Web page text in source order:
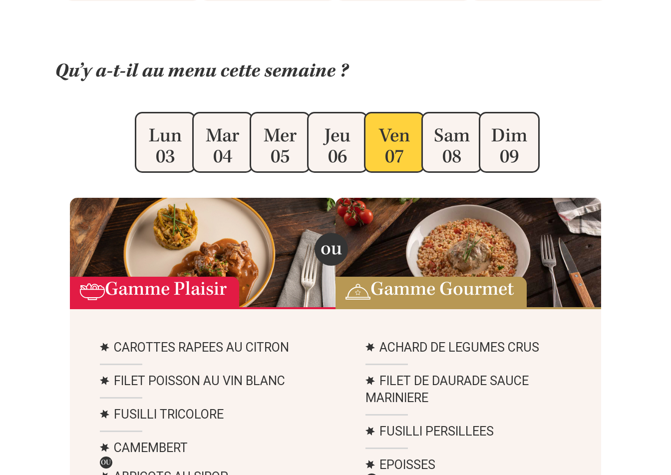
Qu’y a-t-il au menu cette semaine ?
Lun
03
Mar
04
Mer
05
Jeu
06
Ven
07
Sam
08
Dim
09
Gamme Plaisir
CAROTTES RAPEES AU CITRON
FILET POISSON AU VIN BLANC
FUSILLI TRICOLORE
CAMEMBERT
OU
Gamme Gourmet
ou
ACHARD DE LEGUMES CRUS
FILET DE DAURADE SAUCE
MARINIERE
FUSILLI PERSILLEES
EPOISSES